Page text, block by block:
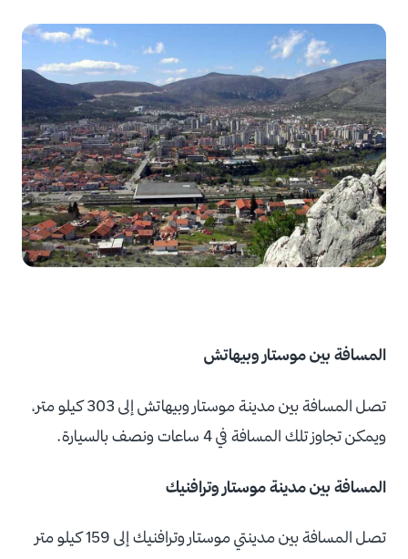
المسافة بين موستار وبيهاتش
تصل المسافة بين مدينة موستار وبيهاتش إلى 303 كيلو متر،
ويمكن تجاوز تلك المسافة في 4 ساعات ونصف بالسيارة.
المسافة بين مدينة موستار وترافنيك
تصل المسافة بين مدينتي موستار وترافنيك إلى 159 كيلو متر